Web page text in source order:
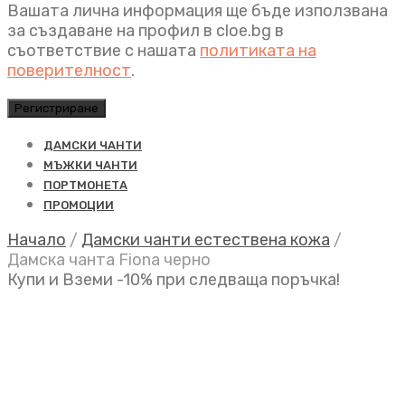
Вашата лична информация ще бъде използвана
за създаване на профил в cloe.bg в
съответствие с нашата политиката на
поверителност.
Регистриране
ДАМСКИ ЧАНТИ
МЪЖКИ ЧАНТИ
ПОРТМОНЕТА
ПРОМОЦИИ
Начало / Дамски чанти естествена кожа /
Дамска чанта Fiona черно
Купи и Вземи -10% при следваща поръчка!